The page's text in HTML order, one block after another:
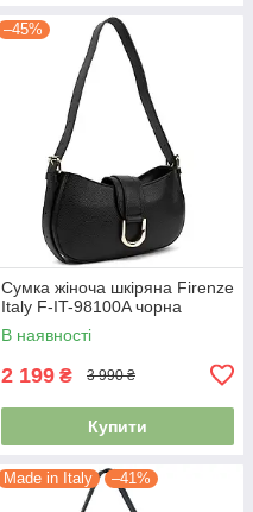
–45%
Сумка жіноча шкіряна Firenze
Italy F-IT-98100A чорна
В наявності
2 199 ₴ 3 990 ₴
Купити
Made in Italy –41%